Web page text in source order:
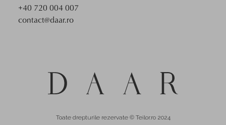
+40 720 004 007
contact@daar.ro
Toate drepturile rezervate © Teilor.ro 2024